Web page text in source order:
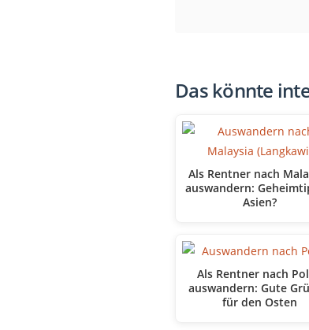
Das könnte
Als Rentner nach
auswandern:
Asien?
Als Rentner nach
auswandern: Gute
für den Osten